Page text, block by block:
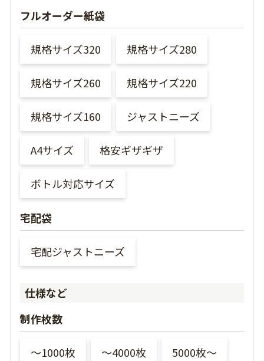
フルオーダー紙袋
規格サイズ320 規格サイズ280
規格サイズ260 規格サイズ220
規格サイズ160 ジャストニーズ
A4サイズ 格安ギザギザ
ボトル対応サイズ
宅配袋
宅配ジャストニーズ
仕様など
制作枚数
〜1000枚 〜4000枚 5000枚〜